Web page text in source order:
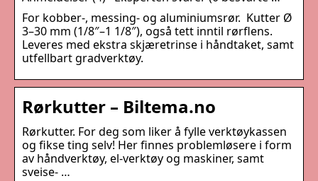
For kobber-, messing- og aluminiumsrør. Kutter Ø
3–30 mm (1/8″–1 1/8″), også tett inntil rørflens.
Leveres med ekstra skjæretrinse i håndtaket, samt
utfellbart gradverktøy.
Rørkutter – Biltema.no
Rørkutter. For deg som liker å fylle verktøykassen
og fikse ting selv! Her finnes problemløsere i form
av håndverktøy, el-verktøy og maskiner, samt
sveise- …